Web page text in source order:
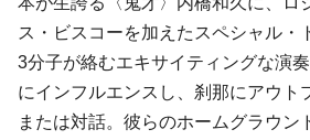
ス・ビスコーを加えたスペシャル・
3分子が絡むエキサイティングな演
にインフルエンスし、刹那にアウト
または対話。彼らのホームグラウン